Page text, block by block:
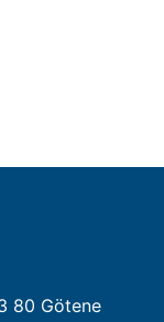
80 Götene